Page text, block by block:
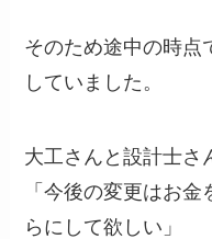
そのため途中の時点
していました。
大工さんと設計士さ
「今後の変更はお
らにして欲しい」